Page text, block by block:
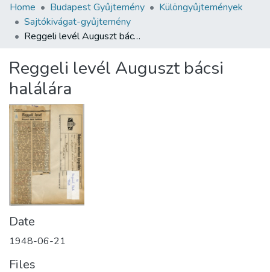
Communities & Collections
All of DSpace
About us
Home Budapest Gyűjtemény
Különgyűjtemények
Sajtókivágat-gyűjtemény
Reggeli levél Auguszt bácsi halálára
Reggeli levél Auguszt bácsi
halálára
Date
1948-06-21
Files